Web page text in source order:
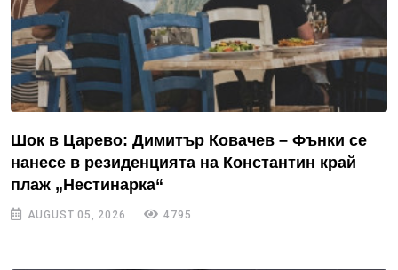
Шок в Царево: Димитър Ковачев – Фънки се
нанесе в резиденцията на Константин край
плаж „Нестинарка“
AUGUST 05, 2026 4795